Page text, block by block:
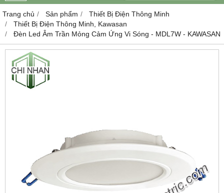
Trang chủ Sản phẩm
Thiết Bị Điện Thông Minh
Thiết Bị Điện Thông Minh, Kawasan
Đèn Led Âm Trần Mỏng Cảm Ứng Vi Sóng - MDL7W - KAWASAN